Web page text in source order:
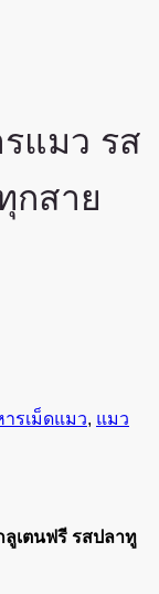
แมว รส
กสาย
ารเม็ดแมว, แมว
เตนฟรี รสปลาทู